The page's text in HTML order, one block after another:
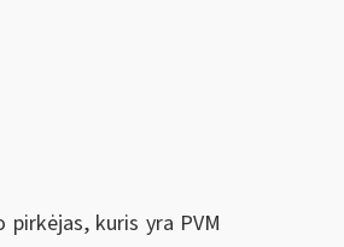
kuris yra PVM